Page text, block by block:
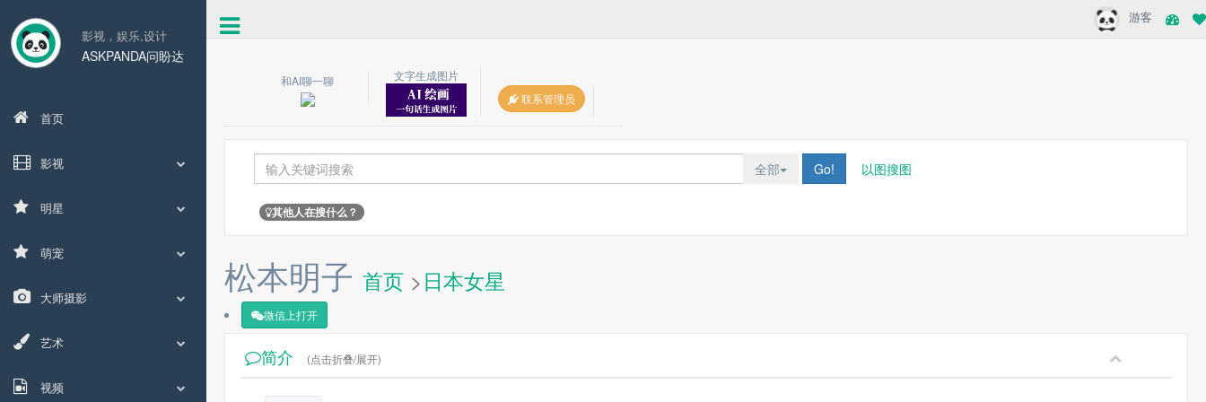
影视，娱乐,设计
ASKPANDA问盼达
首页
影视
明星
萌宠
大师摄影
艺术
视频
游客
和AI聊一聊
文字生成图片
联系管理员
全部 Go! 以图搜图
其他人在搜什么？
松本明子 首页 >日本女星
微信上打开
简介 (点击折叠/展开)